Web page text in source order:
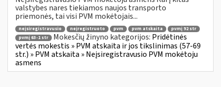
valstybes nares tiekiamos naujos transporto
priemonės, tai visi PVM mokėtojais...
neįsiregistravusio neįregistruoto pvm pvm atskaita
pvmį 92 str
pvmį 63-1 str
Mokesčių žinyno kategorijos: Pridėtinės
vertės mokestis » PVM atskaita ir jos tikslinimas (57-69
str.) » PVM atskaita » Neįsiregistravusio PVM mokėtoju
asmens